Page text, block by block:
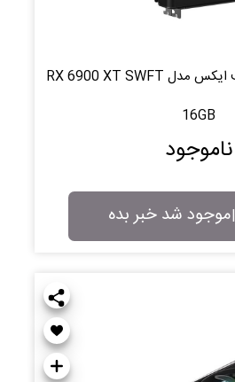
کارت گرافیک ایکس اف ایکس مدل RX 6900 XT SWFT
16GB
ناموجود
|موجود شد خبر بده